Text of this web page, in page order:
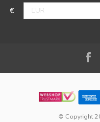
€
© Copyright